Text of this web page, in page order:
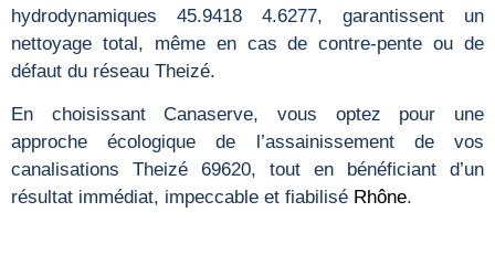
hydrodynamiques 45.9418 4.6277, garantissent un
nettoyage total, même en cas de contre-pente ou de
défaut du réseau Theizé.
En choisissant Canaserve, vous optez pour une
approche écologique de l’assainissement de vos
canalisations Theizé 69620, tout en bénéficiant d’un
résultat immédiat, impeccable et fiabilisé Rhône.